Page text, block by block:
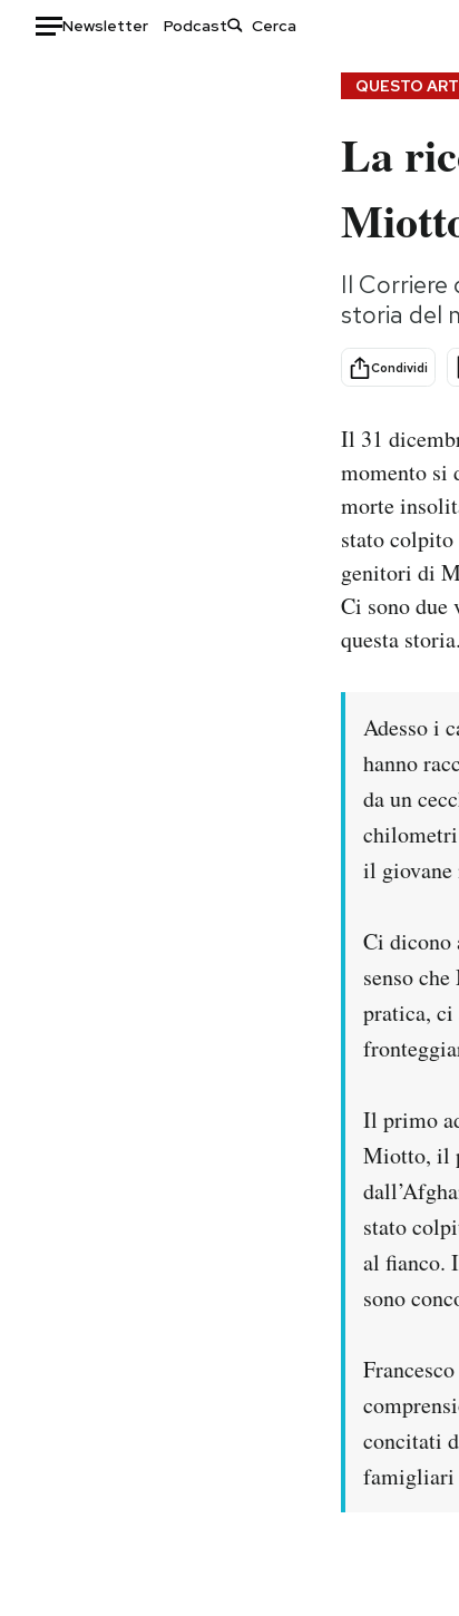
Newsletter Podcast
Ok Boomer!
Mondiali calcio 2026
QUESTO
La
Il Corriere
storia del
Condividi
Il 31
momento si
morte
stato
genitori di
Ci sono due
questa storia.
Adesso i
hanno
da un
chilometri
il giovane
Ci dicono
senso
pratica, ci
Il primo
Miotto, il
stato
al fianco.
sono
concitati
famigliari